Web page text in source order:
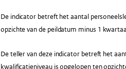
De indicator betreft het aantal
opzichte van de peildatum minus 1
De teller van deze indicator betreft het
kwalificatieniveau is opgelopen ten